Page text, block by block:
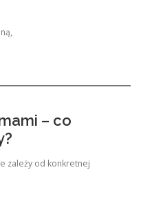
– co
zależy od konkretnej